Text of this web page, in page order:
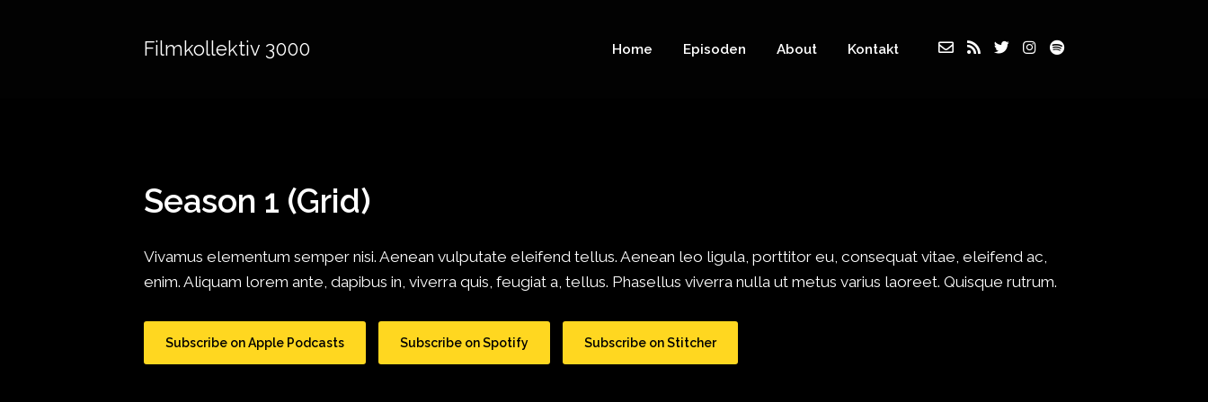
Filmkollektiv 3000 Home Episoden About Kontakt
Season 1 (Grid)
Vivamus elementum semper nisi. Aenean vulputate eleifend tellus. Aenean leo ligula, porttitor eu, consequat vitae, eleifend ac,
enim. Aliquam lorem ante, dapibus in, viverra quis, feugiat a, tellus. Phasellus viverra nulla ut metus varius laoreet. Quisque rutrum.
Subscribe on Apple Podcasts Subscribe on Spotify Subscribe on Stitcher